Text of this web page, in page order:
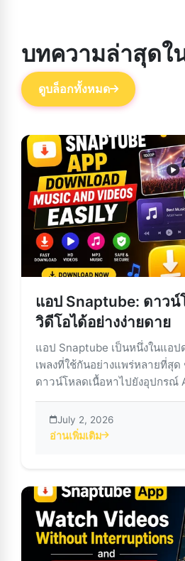
บทความล่าสุดใ
ดูบล็อกทั้งหมด
แอป Snaptube: ดาวน์
วิดีโอได้อย่างง่ายดาย
แอป Snaptube เป็นหนึ่งในแอ
เพลงที่ใช้กันอย่างแพร่หลายที่สุ
ดาวน์โหลดเนื้อหาไปยังอุปกรณ์
July 2, 2026
อ่านเพิ่มเติม
about แอป Snaptube: ดาวน์